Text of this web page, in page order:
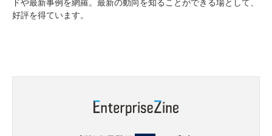
好評を得ています。